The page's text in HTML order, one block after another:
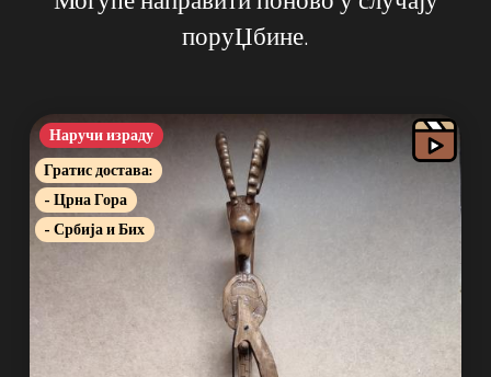
поруЏбине.
Наручи израду
Гратис достава:
- Црна Гора
- Србија и Бих